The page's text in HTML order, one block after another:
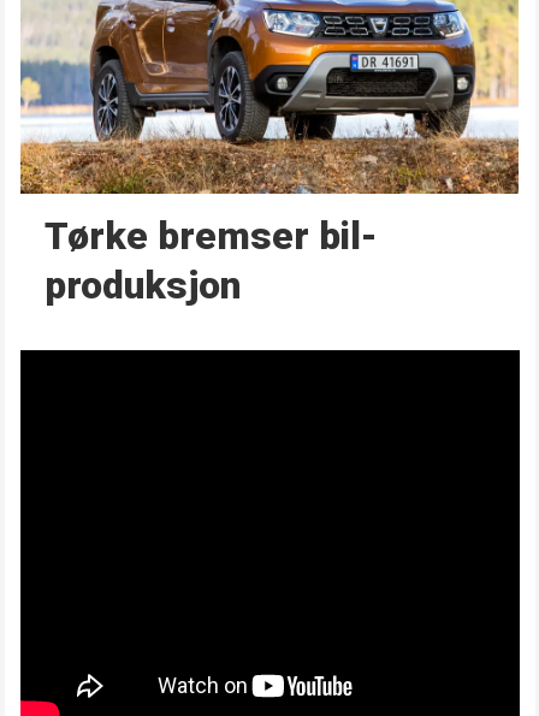
Tørke bremser bil­
produksjon